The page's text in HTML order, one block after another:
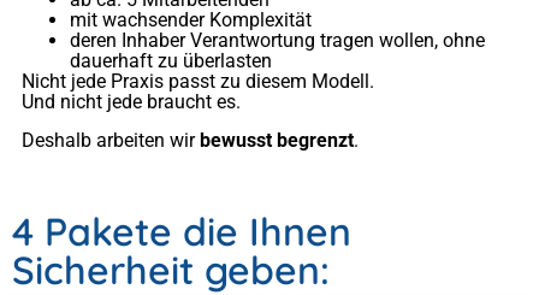
mit wachsender Komplexität
deren Inhaber Verantwortung tragen wollen, ohne
dauerhaft zu überlasten
Nicht jede Praxis passt zu diesem Modell.
Und nicht jede braucht es.
Deshalb arbeiten wirbewusst begrenzt.
4 Pakete die Ihnen
Sicherheit geben: